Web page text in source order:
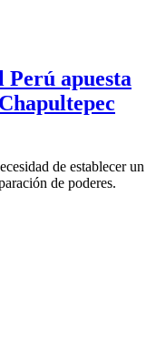
Perú apuesta
de establecer un
de poderes.